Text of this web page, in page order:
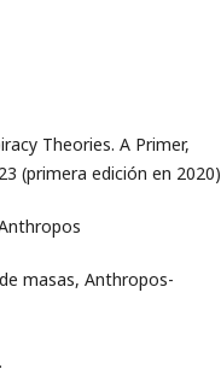
Theories. A Primer,
(primera edición en 2020)
masas, Anthropos-